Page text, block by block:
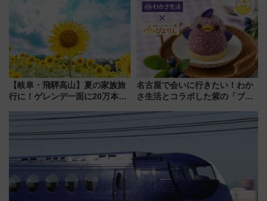
たな玄関口へ
にオーダーメイド型の宿泊プラ
ンが誕生！
【岐阜・飛騨高山】夏の家族旅
行に！ゲレンデ一面に20万本の
アひまわり園」開園
名古屋で会いに行きたい！わか
さ生活とコラボした紫の「ブル